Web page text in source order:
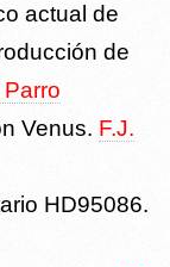
actual de
de
Parro
Venus. F.J.
HD95086.